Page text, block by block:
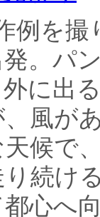
例を
。パ
外に出
風が
候で
続け
心へ